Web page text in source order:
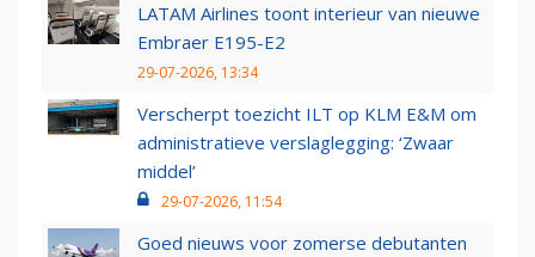
LATAM Airlines toont interieur van nieuwe
Embraer E195-E2
29-07-2026, 13:34
Verscherpt toezicht ILT op KLM E&M om
administratieve verslaglegging: ‘Zwaar
middel’
29-07-2026, 11:54
Goed nieuws voor zomerse debutanten